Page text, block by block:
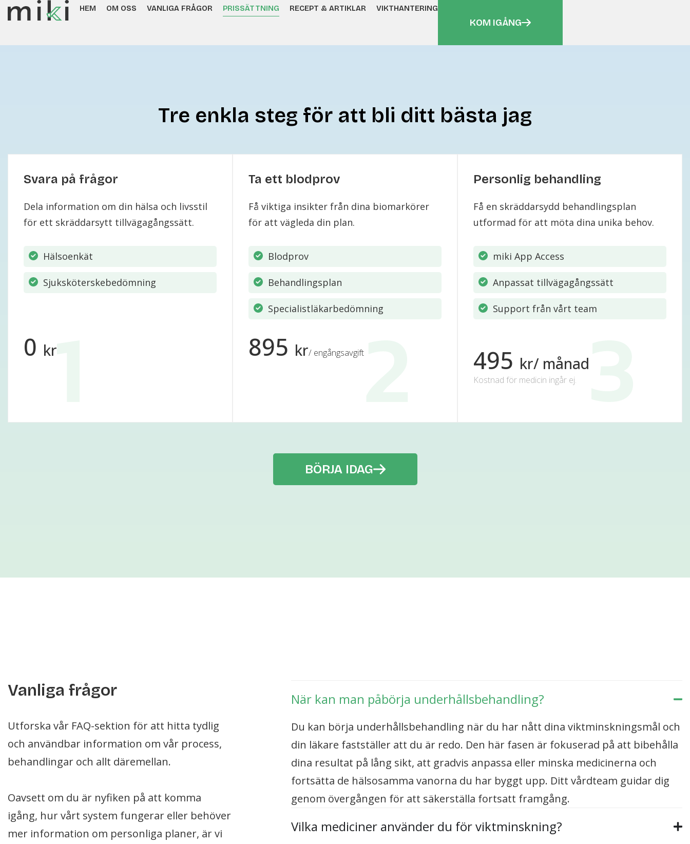
HEM OM OSS VANLIGA FRÅGOR PRISSÄTTNING RECEPT & ARTIKLAR VIKTHANTERING
KOM IGÅNG
Tre enkla steg för att bli ditt bästa jag
Svara på frågor
Dela information om din hälsa och livsstil
för ett skräddarsytt tillvägagångssätt.
Hälsoenkät
Sjuksköterskebedömning
0 kr
Ta ett blodprov
Få viktiga insikter från dina biomarkörer
för att vägleda din plan.
Blodprov
Behandlingsplan
Specialistläkarbedömning
895 kr/ engångsavgift
Personlig behandling
Få en skräddarsydd behandlingsplan
utformad för att möta dina unika behov.
miki App Access
Anpassat tillvägagångssätt
Support från vårt team
495 kr/ månad
Kostnad för medicin ingår ej.
BÖRJA IDAG
Vanliga frågor
Utforska vår FAQ-sektion för att hitta tydlig
och användbar information om vår process,
behandlingar och allt däremellan.
Oavsett om du är nyfiken på att komma
igång, hur vårt system fungerar eller behöver
mer information om personliga planer, är vi
När kan man påbörja underhållsbehandling?
Du kan börja underhållsbehandling när du har nått dina viktminskningsmål och
din läkare fastställer att du är redo. Den här fasen är fokuserad på att bibehålla
dina resultat på lång sikt, att gradvis anpassa eller minska medicinerna och
fortsätta de hälsosamma vanorna du har byggt upp. Ditt vårdteam guidar dig
genom övergången för att säkerställa fortsatt framgång.
Vilka mediciner använder du för viktminskning?